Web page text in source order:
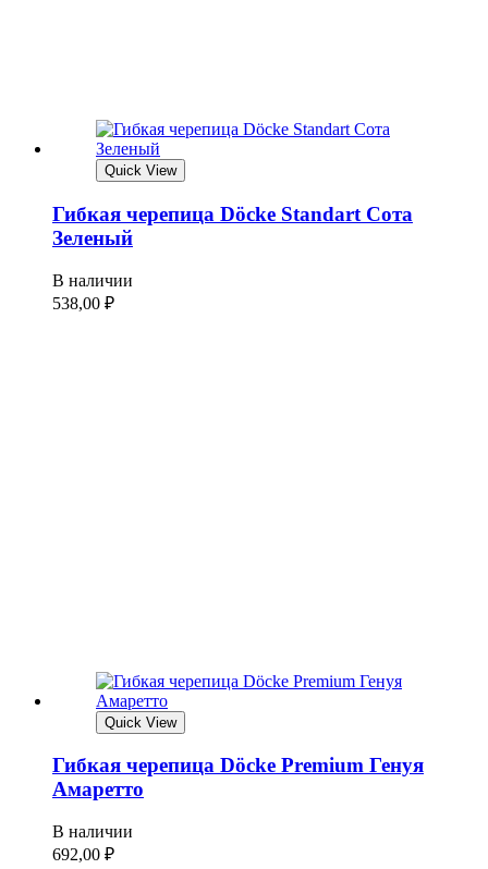
Quick View
Гибкая черепица Döcke Standart Сота
Зеленый
В наличии
538,00 ₽
Quick View
Гибкая черепица Döcke Premium Генуя
Амаретто
В наличии
692,00 ₽